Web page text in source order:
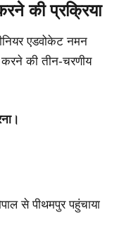
की प्रक्रिया
एडवोकेट नमन
करने की तीन-चरणीय
से पीथमपुर पहुंचाया